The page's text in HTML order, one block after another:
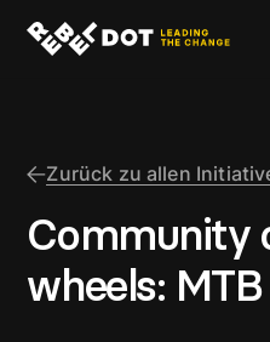
Zurück zu allen
Community
wheels: